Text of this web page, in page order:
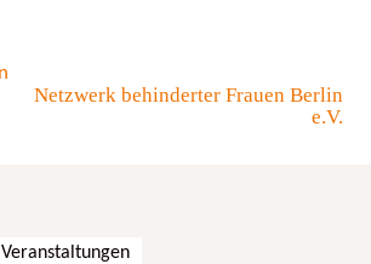
Netzwerk behinderter Frauen Berlin
e.V.
Veranstaltungen